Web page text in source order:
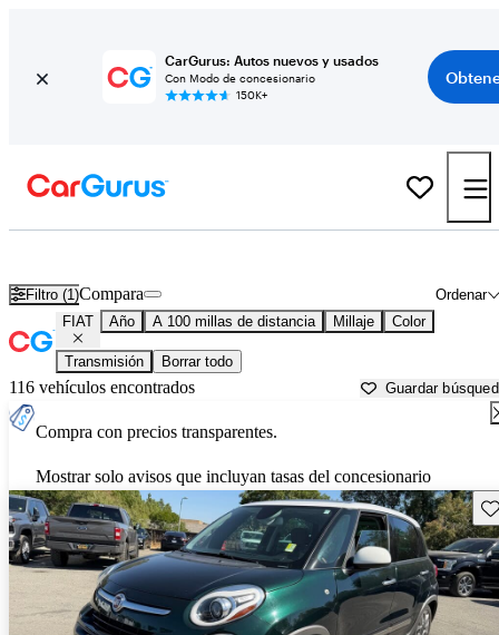
CarGurus: Autos nuevos y usados
Con Modo de concesionario
150K+
Filtro (1) Ordenar
Compara
FIAT Año A 100 millas de distancia Millaje Color
Transmisión Borrar todo
116 vehículos encontrados Guardar
Compra con precios transparentes.
Mostrar solo avisos que incluyan tasas del concesionario